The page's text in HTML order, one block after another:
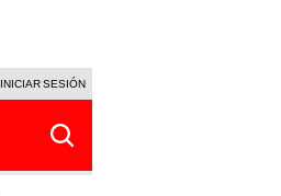
LA BELLA LUZ
INICIAR SESIÓN